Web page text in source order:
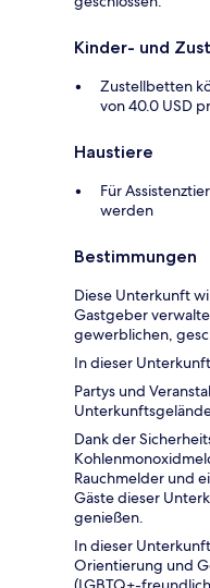
Kinder- und
Zustellbetten
von 40.0 USD
Haustiere
Für
werden
Bestimmungen
Diese Unterkunft
Gastgeber
gewerblichen,
In dieser
Partys und
Dank der
Rauchmelder und
Gäste dieser
genießen.
In dieser
Orientierung und